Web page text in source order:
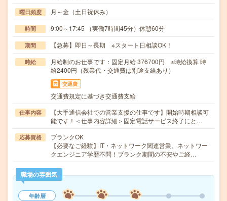
曜日頻度 月～金（土日祝休み）
時間 9:00～17:45 （実働7時間45分）休憩60分
期間 【急募】即日～長期 ※スタート日相談OK！
時給
月給制のお仕事です：固定月給 376700円 ※時給換算 時
給2400円（残業代・交通費は別途支給あり）
交通費
交通費規定に基づき交通費支給
仕事内容
【大手通信会社での営業支援の仕事です】開始時期相談可
能です！＜仕事内容詳細＞固定電話サービス終了にと…
応募資格
ブランクOK
【必要なご経験】IT・ネットワーク関連営業、ネットワー
クエンジニア学歴不問！ブランク期間の不安やご経…
職場の雰囲気
年齢層